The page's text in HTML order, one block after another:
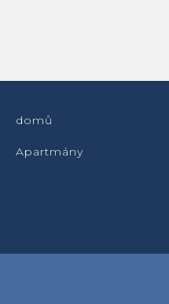
domů
Apartmány